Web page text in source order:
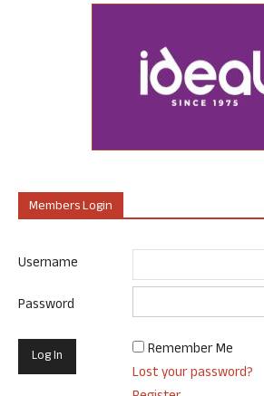
Members Login
Username
Password
Remember Me
Lost your password?